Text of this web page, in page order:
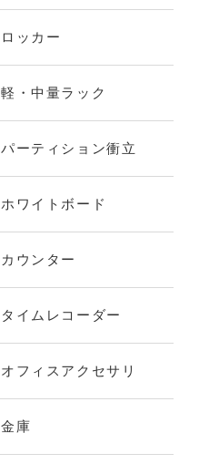
ロッカー
軽・中量ラック
パーティション衝立
ホワイトボード
カウンター
タイムレコーダー
オフィスアクセサリ
金庫